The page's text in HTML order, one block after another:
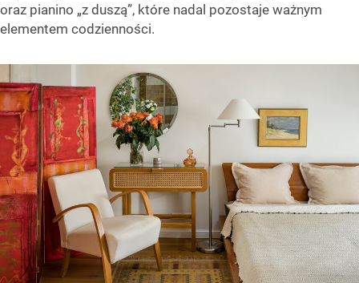
oraz pianino „z duszą”, które nadal pozostaje ważnym
elementem codzienności.